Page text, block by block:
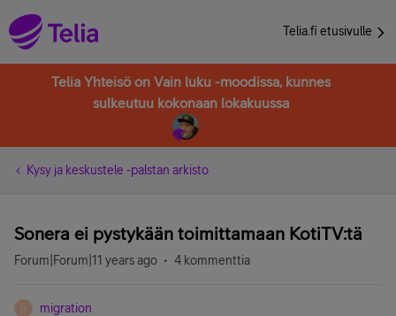
Telia.fi etusivulle
Telia Yhteisö on Vain luku -moodissa, kunnes
sulkeutuu kokonaan lokakuussa
Kysy ja keskustele -palstan arkisto
Sonera ei pystykään toimittamaan KotiTV:tä
Forum|Forum|11 years ago 4 kommenttia
M migration